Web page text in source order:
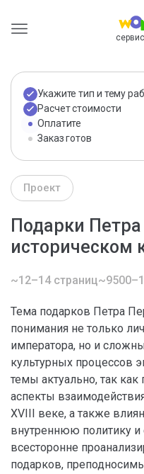
Укажите тип и тему
Расчет стоимости
Оплатите
Заказ готов
Проект
Подарки
историческом
~12–14 страниц
Тема подарков Петра
понимания не только
императора, но и
культурных процессов
темы актуально, так
аспекты
XVIII веке, а также
внутреннюю политику
всесторонне
подарков,